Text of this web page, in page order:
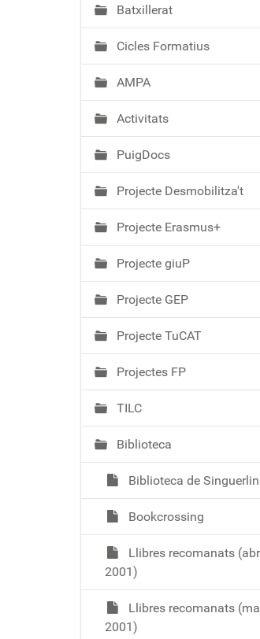
ó
Batxillerat
Cicles Formatius
AMPA
Activitats
PuigDocs
Projecte Desmobilitza't
Projecte Erasmus+
Projecte giuP
Projecte GEP
Projecte TuCAT
Projectes FP
TILC
Biblioteca
Biblioteca de Singuerlin
Bookcrossing
Llibres recomanats
2001)
Llibres recomanats
2001)